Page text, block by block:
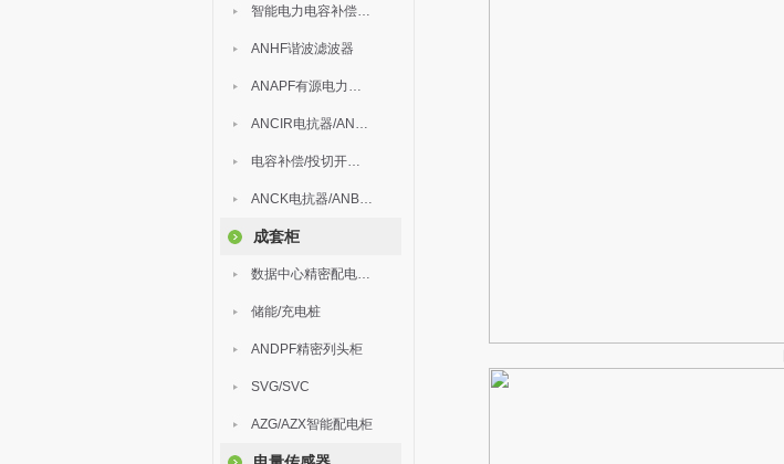
智能电力电容补偿装置
ANHF谐波滤波器
ANAPF有源电力滤波器
ANCIR电抗器/ANHPD300谐波保护器
电容补偿/投切开关/ARC
ANCK电抗器/ANBSMJ自愈式低压并联电容器
成套柜
数据中心精密配电监控装置
储能/充电桩
ANDPF精密列头柜
SVG/SVC
AZG/AZX智能配电柜